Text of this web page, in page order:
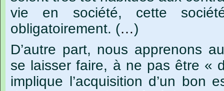
vie
en société, cette
obligatoirement. (…)
D’autre part, nous apprenons
se laisser faire, à ne pas être «
implique l’acquisition d’un bon